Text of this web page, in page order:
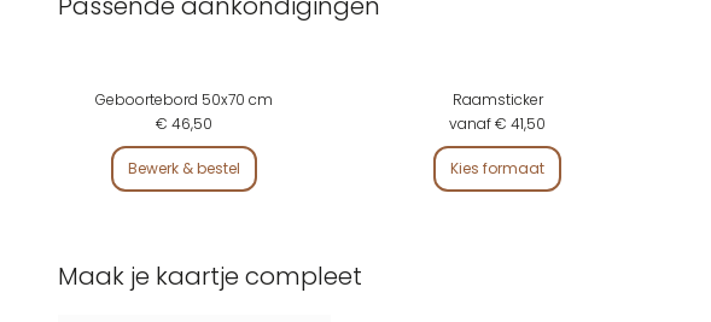
Maak je kaartje compleet
Geboortebord 50x70 cm
€ 46,50
Bewerk & bestel
Raamsticker
vanaf € 41,50
Kies formaat